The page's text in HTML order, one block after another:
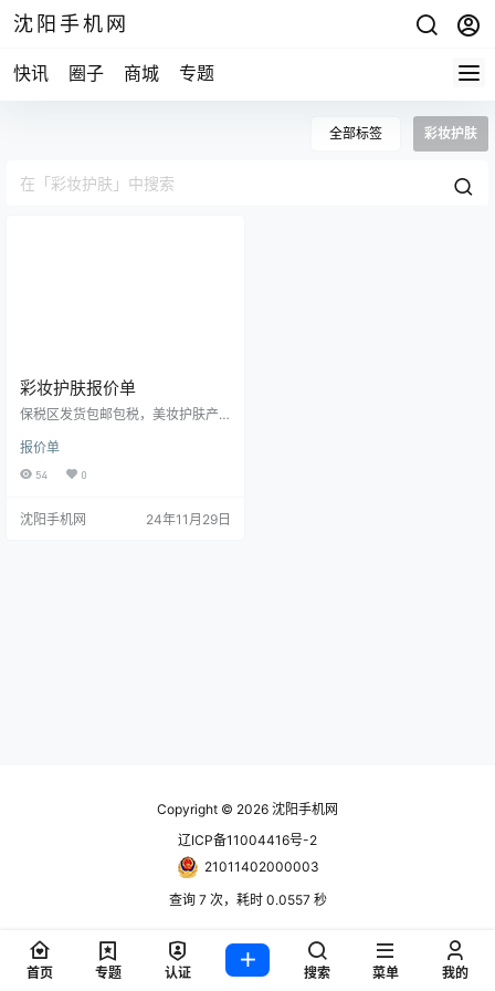
沈阳手机网
快讯 圈子 商城 专题
全部标签 彩妆护肤
彩妆护肤报价单
保税区发货包邮包税，美妆护肤产
清楚外观再行签收！ 日本肌美精 Kr
acie高浸透3D玻尿酸保湿面膜（橙
高浸透3D深层嫩白面膜（蓝色）4
报价单
54 0
沈阳手机网 24年11月29日
Copyright © 2026 沈阳手机网
辽ICP备11004416号-2
21011402000003
查询 7 次，耗时 0.0557 秒
首页 专题 认证 搜索 菜单 我的